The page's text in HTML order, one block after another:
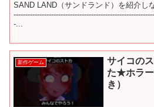
SAND LAND（サンドランド）を紹介し
-...
新作ゲーム
サイコの
た★ホラ
き）